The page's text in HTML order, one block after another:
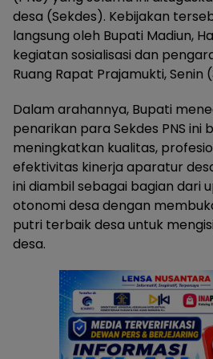
desa (Sekdes). Kebijakan
langsung oleh Bupati Madiun,
kegiatan sosialisasi dan
Ruang Rapat Prajamukti, Senin
Dalam arahannya, Bupati
penarikan para Sekdes PNS ini
meningkatkan kualitas,
efektivitas kinerja aparatur
ini diambil sebagai bagian dari
otonomi desa dengan
putri terbaik desa untuk
desa.